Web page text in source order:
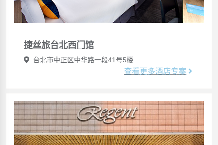
捷丝旅台北西门馆
台北市中正区中华路一段41号5楼
查看更多酒店专案